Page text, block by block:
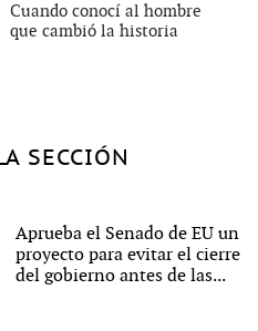
Cuando conocí al hombre
que cambió la historia
SECCIÓN
Aprueba el Senado de EU un
proyecto para evitar el cierre
del gobierno antes de las...